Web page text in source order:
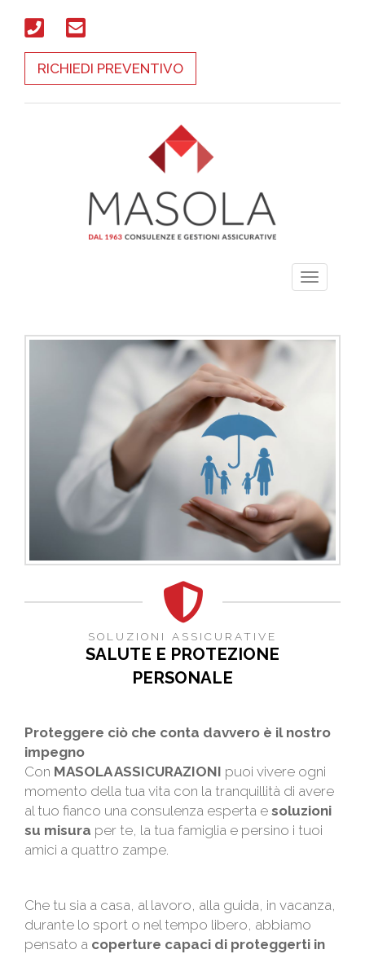
RICHIEDI PREVENTIVO
Toggle
SOLUZIONI ASSICURATIVE
SALUTE E PROTEZIONE
PERSONALE
Proteggere ciò che conta davvero è il nostro
impegno
Con MASOLA ASSICURAZIONI puoi vivere ogni
momento della tua vita con la tranquillità di avere
al tuo fianco una consulenza esperta e soluzioni
su misura per te, la tua famiglia e persino i tuoi
amici a quattro zampe.
Che tu sia a casa, al lavoro, alla guida, in vacanza,
durante lo sport o nel tempo libero, abbiamo
pensato a coperture capaci di proteggerti in